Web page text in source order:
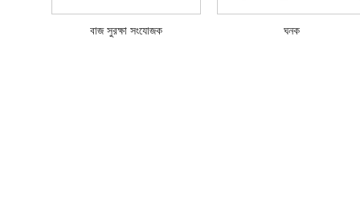
বাজ সুরক্ষা সংযোজক ঘনক